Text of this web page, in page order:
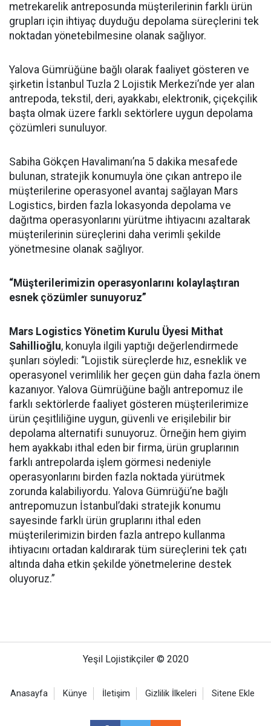
metrekarelik antreposunda müşterilerinin farklı ürün
grupları için ihtiyaç duyduğu depolama süreçlerini tek
noktadan yönetebilmesine olanak sağlıyor.
Yalova Gümrüğüne bağlı olarak faaliyet gösteren ve
şirketin İstanbul Tuzla 2 Lojistik Merkezi’nde yer alan
antrepoda, tekstil, deri, ayakkabı, elektronik, çiçekçilik
başta olmak üzere farklı sektörlere uygun depolama
çözümleri sunuluyor.
Sabiha Gökçen Havalimanı’na 5 dakika mesafede
bulunan, stratejik konumuyla öne çıkan antrepo ile
müşterilerine operasyonel avantaj sağlayan Mars
Logistics, birden fazla lokasyonda depolama ve
dağıtma operasyonlarını yürütme ihtiyacını azaltarak
müşterilerinin süreçlerini daha verimli şekilde
yönetmesine olanak sağlıyor.
“Müşterilerimizin operasyonlarını kolaylaştıran
esnek çözümler sunuyoruz”
Mars Logistics Yönetim Kurulu Üyesi Mithat
Sahillioğlu, konuyla ilgili yaptığı değerlendirmede
şunları söyledi: “Lojistik süreçlerde hız, esneklik ve
operasyonel verimlilik her geçen gün daha fazla önem
kazanıyor. Yalova Gümrüğüne bağlı antrepomuz ile
farklı sektörlerde faaliyet gösteren müşterilerimize
ürün çeşitliliğine uygun, güvenli ve erişilebilir bir
depolama alternatifi sunuyoruz. Örneğin hem giyim
hem ayakkabı ithal eden bir firma, ürün gruplarının
farklı antrepolarda işlem görmesi nedeniyle
operasyonlarını birden fazla noktada yürütmek
zorunda kalabiliyordu. Yalova Gümrüğü’ne bağlı
antrepomuzun İstanbul’daki stratejik konumu
sayesinde farklı ürün gruplarını ithal eden
müşterilerimizin birden fazla antrepo kullanma
ihtiyacını ortadan kaldırarak tüm süreçlerini tek çatı
altında daha etkin şekilde yönetmelerine destek
oluyoruz.”
Yeşil Lojistikçiler © 2020
Anasayfa Künye İletişim Gizlilik İlkeleri Sitene Ekle